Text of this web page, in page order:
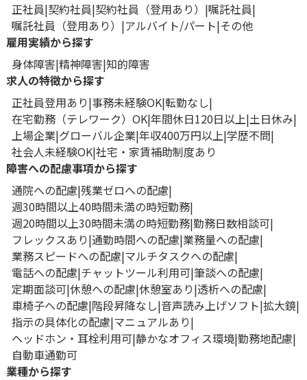
正社員 契約社員 契約社員（登用あり）
嘱託社員
嘱託社員（登用あり）
アルバイト/パート その他
雇用実績から探す
身体障害 精神障害 知的障害
求人の特徴から探す
正社員登用あり 事務未経験OK 転勤なし
在宅勤務（テレワーク）OK 年間休日120日以上 土日休み
上場企業 グローバル企業 年収400万円以上 学歴不問
社会人未経験OK 社宅・家賃補助制度あり
障害への配慮事項から探す
通院への配慮 残業ゼロへの配慮
週30時間以上40時間未満の時短勤務
週20時間以上30時間未満の時短勤務 勤務日数相談可
フレックスあり 通勤時間への配慮 業務量への配慮
業務スピードへの配慮 マルチタスクへの配慮
電話への配慮 チャットツール利用可 筆談への配慮
定期面談可 休憩への配慮 休憩室あり 透析への配慮
車椅子への配慮 階段昇降なし 音声読み上げソフト 拡大鏡
指示の具体化の配慮 マニュアルあり
ヘッドホン・耳栓利用可 静かなオフィス環境 勤務地配慮
自動車通勤可
業種から探す